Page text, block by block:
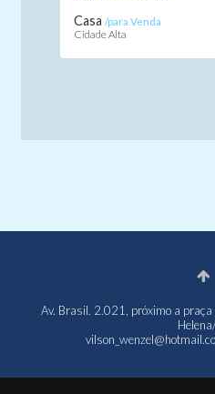
Casa /para Venda
Cidade Alta
Av. Brasil. 2.021, próximo a